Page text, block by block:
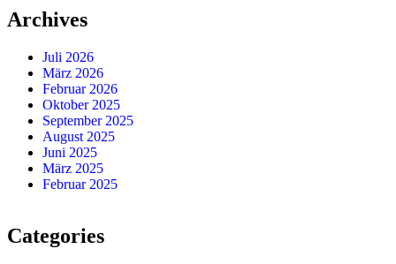
Archives
Juli 2026
März 2026
Februar 2026
Oktober 2025
September 2025
August 2025
Juni 2025
März 2025
Februar 2025
Categories